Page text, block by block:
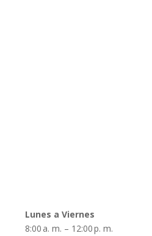
Lunes a Viernes
8:00 a. m. – 12:00 p. m.